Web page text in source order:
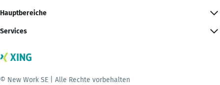
Hauptbereiche
Services
© New Work SE | Alle Rechte vorbehalten